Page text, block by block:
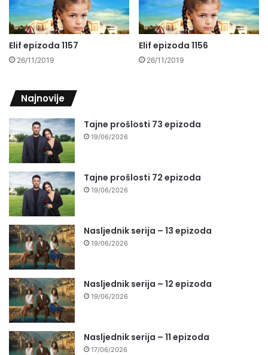
Elif epizoda 1157
26/11/2019
Elif epizoda 1156
26/11/2019
Najnovije
Tajne prošlosti 73 epizoda
19/06/2026
Tajne prošlosti 72 epizoda
19/06/2026
Nasljednik serija – 13 epizoda
19/06/2026
Nasljednik serija – 12 epizoda
19/06/2026
Nasljednik serija – 11 epizoda
17/06/2026